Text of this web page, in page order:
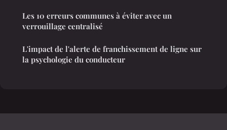
Les 10 erreurs communes à éviter avec un
verrouillage centralisé
L'impact de l'alerte de franchissement de ligne sur
la psychologie du conducteur